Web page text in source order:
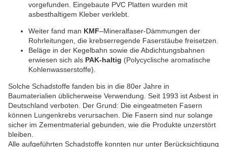
vorgefunden. Eingebaute PVC Platten wurden mit
asbesthaltigem Kleber verklebt.
Weiter fand man KMF–Mineralfaser-Dämmungen der
Rohrleitungen, die krebserregende Faserstäube freisetzen.
Beläge in der Kegelbahn sowie die Abdichtungsbahnen
erwiesen sich als PAK-haltig (Polycyclische aromatische
Kohlenwasserstoffe).
Solche Schadstoffe fanden bis in die 80er Jahre in
Baumaterialien üblicherweise Verwendung. Seit 1993 ist Asbest in
Deutsch­land verboten. Der Grund: Die einge­atmeten Fasern
können Lungenkrebs verursachen. Die Fasern sind nur solange
sicher im Zementmaterial gebunden, wie die Produkte unzerstört
bleiben.
Alle aufgeführten Schadstoffe konnten nur unter Berücksichtigung